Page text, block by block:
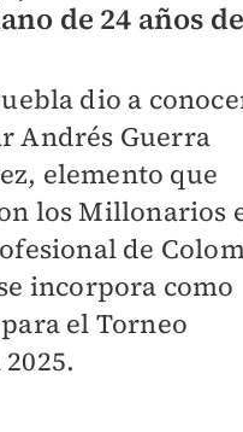
de 24 años de
dio a
Andrés Guerra
elemento que
los Millonarios
de
incorpora como
el Torneo